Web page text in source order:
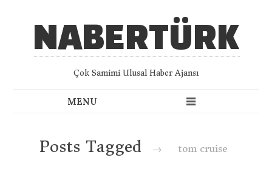
NABERTÜRK
Çok Samimi Ulusal Haber Ajansı
Posts Tagged → tom cruise